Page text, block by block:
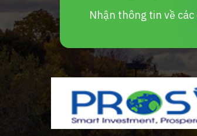
Nhận thông tin về